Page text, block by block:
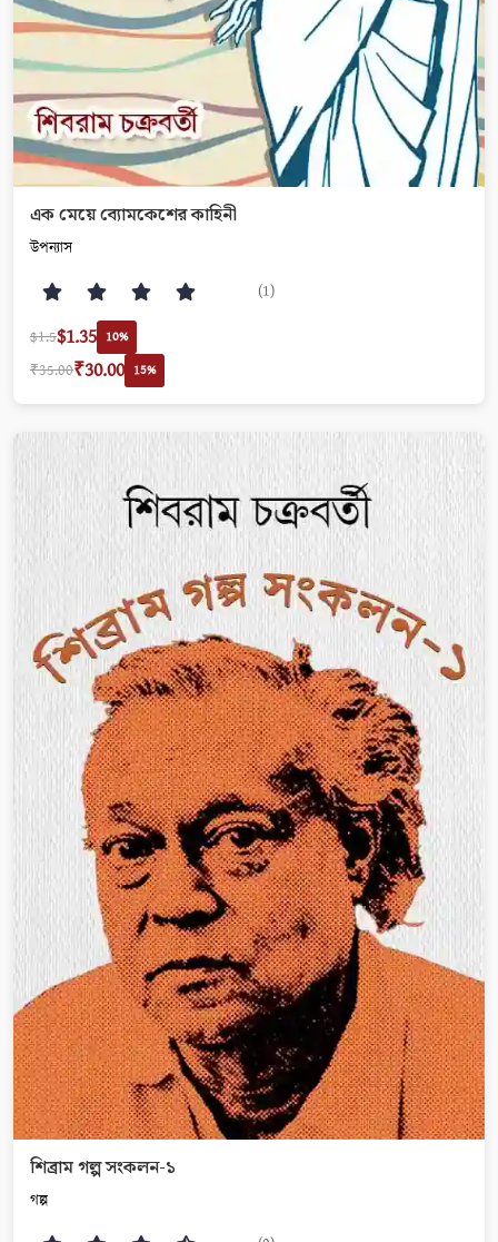
এক মেয়ে ব্যোমকেশের কাহিনী
উপন্যাস
(1)
$1.5$1.35 10%
₹35.00₹30.00 15%
শিব্রাম গল্প সংকলন-১
গল্প